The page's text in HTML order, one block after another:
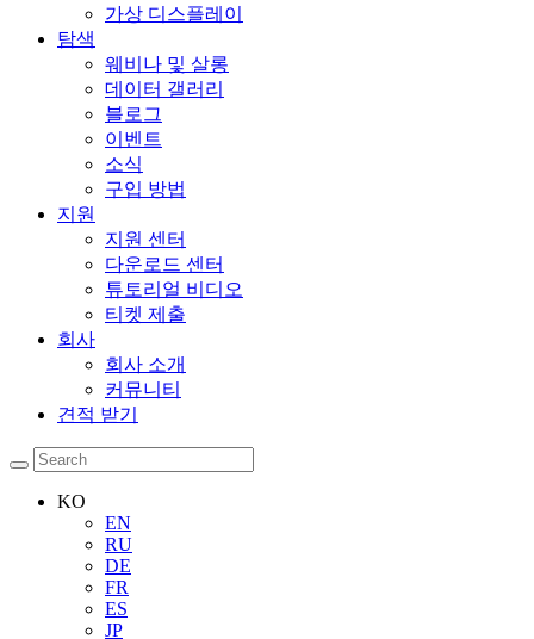
가상 디스플레이
탐색
웨비나 및 살롱
데이터 갤러리
블로그
이벤트
소식
구입 방법
지원
지원 센터
다운로드 센터
튜토리얼 비디오
티켓 제출
회사
회사 소개
커뮤니티
견적 받기
KO
EN
RU
DE
FR
ES
JP